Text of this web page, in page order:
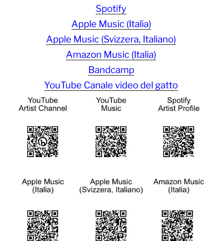
Spotify
Apple Music (Italia)
Apple Music (Svizzera, Italiano)
Amazon Music (Italia)
Bandcamp
YouTube Canale video del gatto